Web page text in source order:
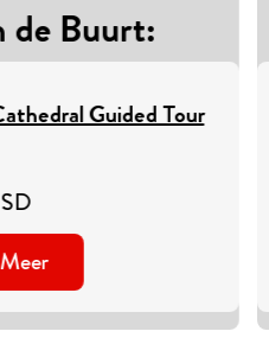
Buurt:
Guided Tour